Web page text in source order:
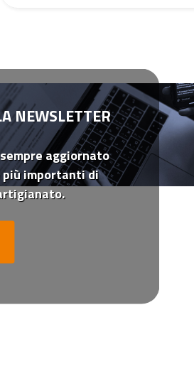
NEWSLETTER
aggiornato
importanti di